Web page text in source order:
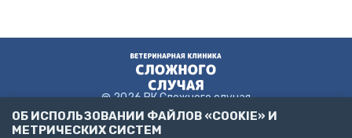
@ 2026 ВК Сложного случая
ОБ ИСПОЛЬЗОВАНИИ ФАЙЛОВ «COOKIE» И
МЕТРИЧЕСКИХ СИСТЕМ